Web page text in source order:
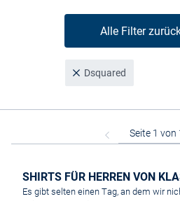
Alle Filter
Dsquared
SHIRTS FÜR HERREN VON
Es gibt selten einen Tag, an dem wir